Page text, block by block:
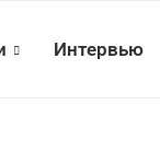
Интервью